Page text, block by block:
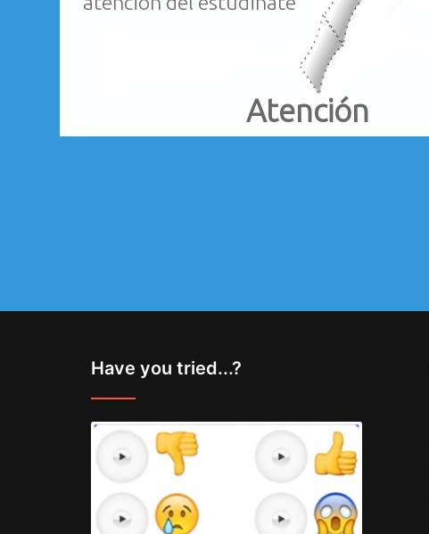
Atención
Have you tried...?